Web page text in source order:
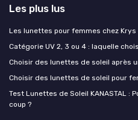
Les plus lus
Les lunettes pour femmes chez
Catégorie UV 2, 3 ou 4 : laquelle
Choisir des lunettes de soleil après
Choisir des lunettes de soleil pour
Test Lunettes de Soleil KANASTAL :
coup ?